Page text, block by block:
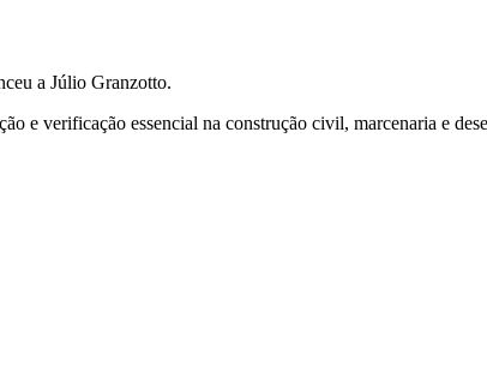
a Júlio Granzotto.
e verificação essencial na construção civil, marcenaria e